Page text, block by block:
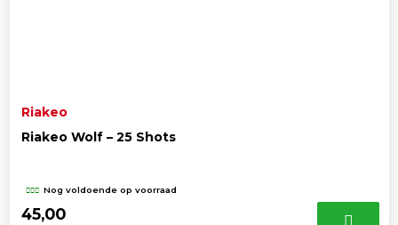
Riakeo
Riakeo Wolf – 25 Shots
Nog voldoende op voorraad
45,00